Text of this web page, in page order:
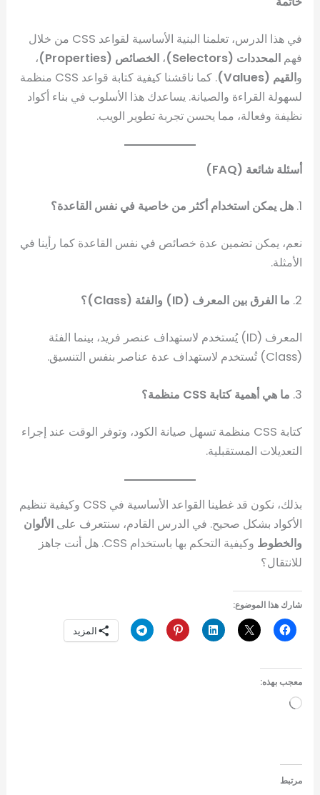
في هذا الدرس، تعلمنا البنية الأساسية لقواعد CSS من خلال
فهمالمحددات (Selectors) ،الخصائص (Properties)
،
والقيم (Values)
. كما ناقشنا كيفية كتابة قواعد CSS منظمة
لسهولة القراءة والصيانة. يساعدك هذا الأسلوب في بناء أكواد
نظيفة وفعالة، مما يحسن تجربة تطوير الويب.
أسئلة شائعة (FAQ)
1. هل يمكن استخدام أكثر من خاصية في نفس القاعدة؟
نعم، يمكن تضمين عدة خصائص في نفس القاعدة كما رأينا في
الأمثلة.
2. ما الفرق بين المعرف (ID) والفئة (Class)؟
المعرف (ID) يُستخدم لاستهداف عنصر فريد، بينما الفئة
(Class) تُستخدم لاستهداف عدة عناصر بنفس التنسيق.
3. ما هي أهمية كتابة CSS منظمة؟
كتابة CSS منظمة تسهل صيانة الكود، وتوفر الوقت عند إجراء
التعديلات المستقبلية.
بذلك، نكون قد غطينا القواعد الأساسية في CSS وكيفية تنظيم
الأكواد بشكل صحيح. في الدرس القادم، سنتعرف علىالألوان
والخطوط
وكيفية التحكم بها باستخدام CSS. هل أنت جاهز
للانتقال؟
شارك هذا الموضوع:
المزيد
معجب بهذه:
جاري
مرتبط